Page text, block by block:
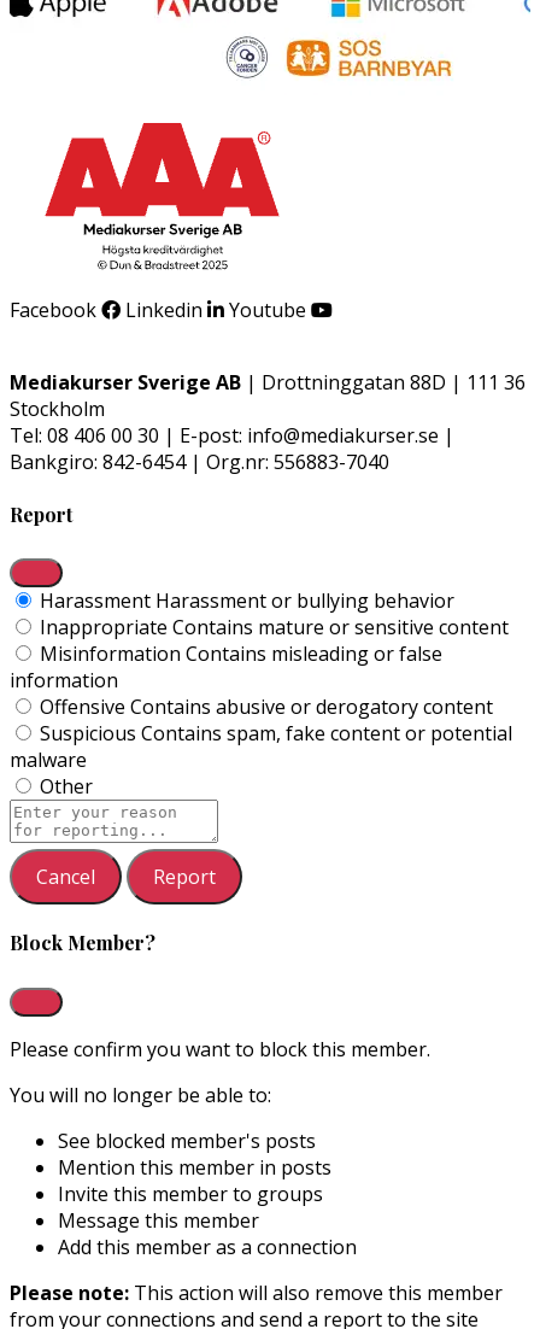
Facebook Linkedin Youtube
Mediakurser Sverige AB | Drottninggatan 88D | 111 36
Stockholm
Tel: 08 406 00 30 | E-post: info@mediakurser.se |
Bankgiro: 842-6454 | Org.nr: 556883-7040
Report
Harassment Harassment or bullying behavior
Inappropriate Contains mature or sensitive content
Misinformation Contains misleading or false
information
Offensive Contains abusive or derogatory content
Suspicious Contains spam, fake content or potential
malware
Other
Report
note
Report
Block Member?
Please confirm you want to block this member.
You will no longer be able to:
See blocked member's posts
Mention this member in posts
Invite this member to groups
Message this member
Add this member as a connection
Please note: This action will also remove this member
from your connections and send a report to the site